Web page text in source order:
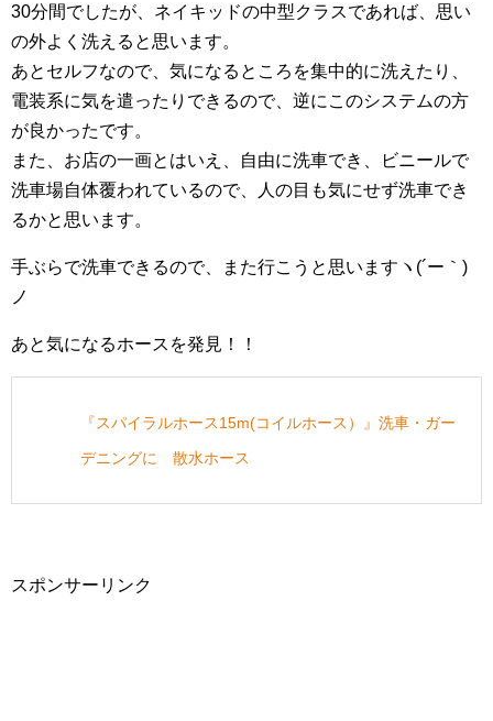
30分間でしたが、ネイキッドの中型クラスであれば、思い
の外よく洗えると思います。
あとセルフなので、気になるところを集中的に洗えたり、
電装系に気を遣ったりできるので、逆にこのシステムの方
が良かったです。
また、お店の一画とはいえ、自由に洗車でき、ビニールで
洗車場自体覆われているので、人の目も気にせず洗車でき
るかと思います。
手ぶらで洗車できるので、また行こうと思いますヽ(´ー｀)
ノ
あと気になるホースを発見！！
『スパイラルホース15m(コイルホース）』洗車・ガー
デニングに 散水ホース
スポンサーリンク